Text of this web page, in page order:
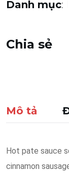
Danh mục:
Chia sẻ
Mô tả
Hot pate sauce
cinnamon